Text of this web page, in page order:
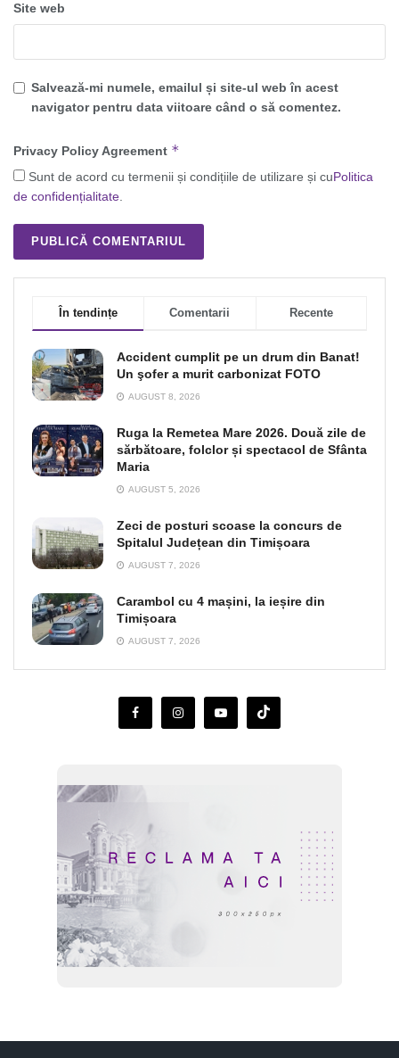
Site web
Salvează-mi numele, emailul și site-ul web în acest
navigator pentru data viitoare când o să comentez.
Privacy Policy Agreement *
Sunt de acord cu termenii și condițiile de utilizare și cuPolitica
de confidențialitate.
În tendințe Comentarii Recente
Accident cumplit pe un drum din Banat!
Un şofer a murit carbonizat FOTO
AUGUST 8, 2026
Ruga la Remetea Mare 2026. Două zile de
sărbătoare, folclor și spectacol de Sfânta
Maria
AUGUST 5, 2026
Zeci de posturi scoase la concurs de
Spitalul Județean din Timișoara
AUGUST 7, 2026
Carambol cu 4 mașini, la ieșire din
Timișoara
AUGUST 7, 2026